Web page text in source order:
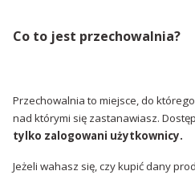
Co to jest przechowalnia?
Przechowalnia to miejsce, do
nad którymi się zastanawiasz.
tylko zalogowani użytkownicy.
Jeżeli wahasz się, czy kupić dany